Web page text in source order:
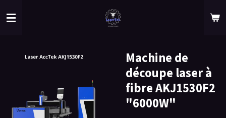
au
Machine de
découpe laser à
fibre AKJ1530F2
"6000W"